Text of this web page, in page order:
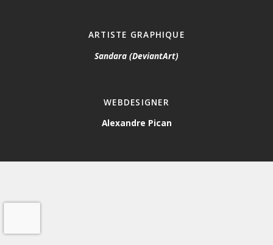
ARTISTE GRAPHIQUE
Sandara (DeviantArt)
WEBDESIGNER
Alexandre Pican